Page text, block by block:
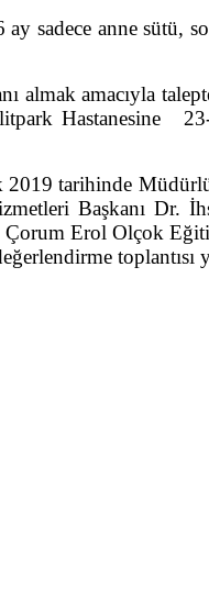
anne sütü,
almak amacıyla
Hastanesine
2019 tarihinde
Başkanı Dr.
Erol Olçok
toplantısı